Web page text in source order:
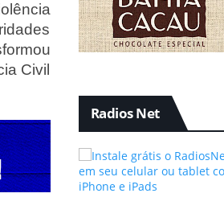
Civil
Radios Net